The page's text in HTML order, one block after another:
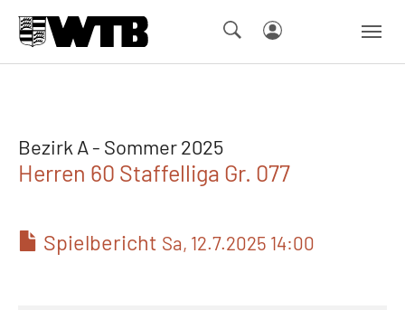
Bezirk A - Sommer 2025
Herren 60 Staffelliga Gr. 077
Spielbericht Sa, 12.7.2025 14:00